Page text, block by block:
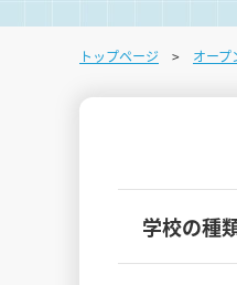
トップページ オープ
学校の種